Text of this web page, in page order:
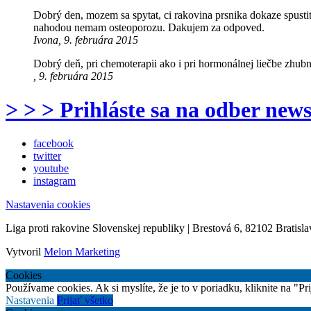
Dobrý den, mozem sa spytat, ci rakovina prsnika dokaze
nahodou nemam osteoporozu. Dakujem za odpoved.
Ivona, 9. februára 2015
Dobrý deň, pri chemoterapii ako i pri hormonálnej liečbe
, 9. februára 2015
> > > Prihláste sa na odber
facebook
twitter
youtube
instagram
Nastavenia cookies
Liga proti rakovine Slovenskej republiky | Brestová 6, 82102
Vytvoril Melon Marketing
Cookies
Používame cookies. Ak si myslíte, že je to v poriadku, kliknite na
Nastavenia Prijať všetko